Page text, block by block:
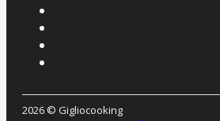
2026 © Gigliocooking